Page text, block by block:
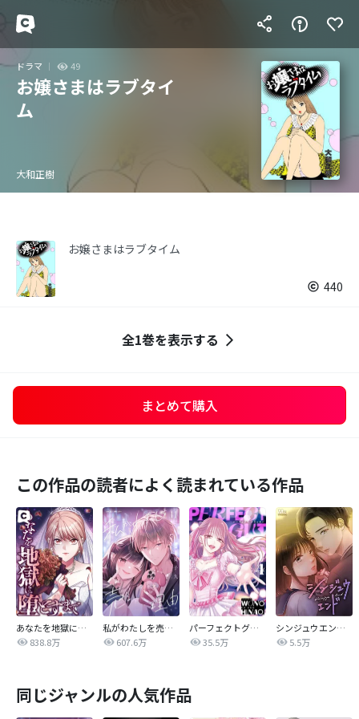
ドラマ 49
お嬢さまはラブタイ
ム
大和正樹
お嬢さまはラブタイム
440
全1巻を表示する
まとめて購入
この作品の読者によく読まれている作品
あなたを地獄に堕とすまで
838.8万
私がわたしを売る理由
607.6万
パーフェクトグリッター
35.5万
シンジュウエンド【タテヨミ】
5.5万
同じジャンルの人気作品